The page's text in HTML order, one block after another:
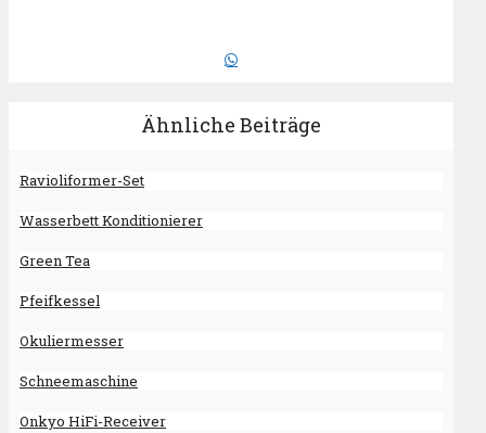
Ähnliche Beiträge
Ravioliformer-Set
Wasserbett Konditionierer
Green Tea
Pfeifkessel
Okuliermesser
Schneemaschine
Onkyo HiFi-​Recei­ver